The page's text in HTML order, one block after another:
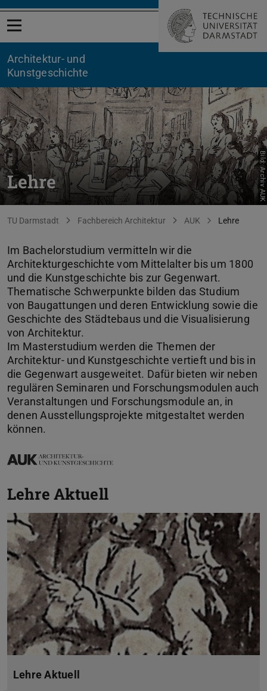
Menü öffnen
Architektur- und
Kunstgeschichte
Lehre Bild: Archiv AUK
Sie befinden sich hier:
TU Darmstadt Fachbereich Architektur AUK Lehre
Im Bachelorstudium vermitteln wir die
Architekturgeschichte vom Mittelalter bis um 1800
und die Kunstgeschichte bis zur Gegenwart.
Thematische Schwerpunkte bilden das Studium
von Baugattungen und deren Entwicklung sowie die
Geschichte des Städtebaus und die Visualisierung
von Architektur.
Im Masterstudium werden die Themen der
Architektur- und Kunstgeschichte vertieft und bis in
die Gegenwart ausgeweitet. Dafür bieten wir neben
regulären Seminaren und Forschungsmodulen auch
Veranstaltungen und Forschungsmodule an, in
denen Ausstellungsprojekte mitgestaltet werden
können.
Lehre Aktuell
Lehre Aktuell